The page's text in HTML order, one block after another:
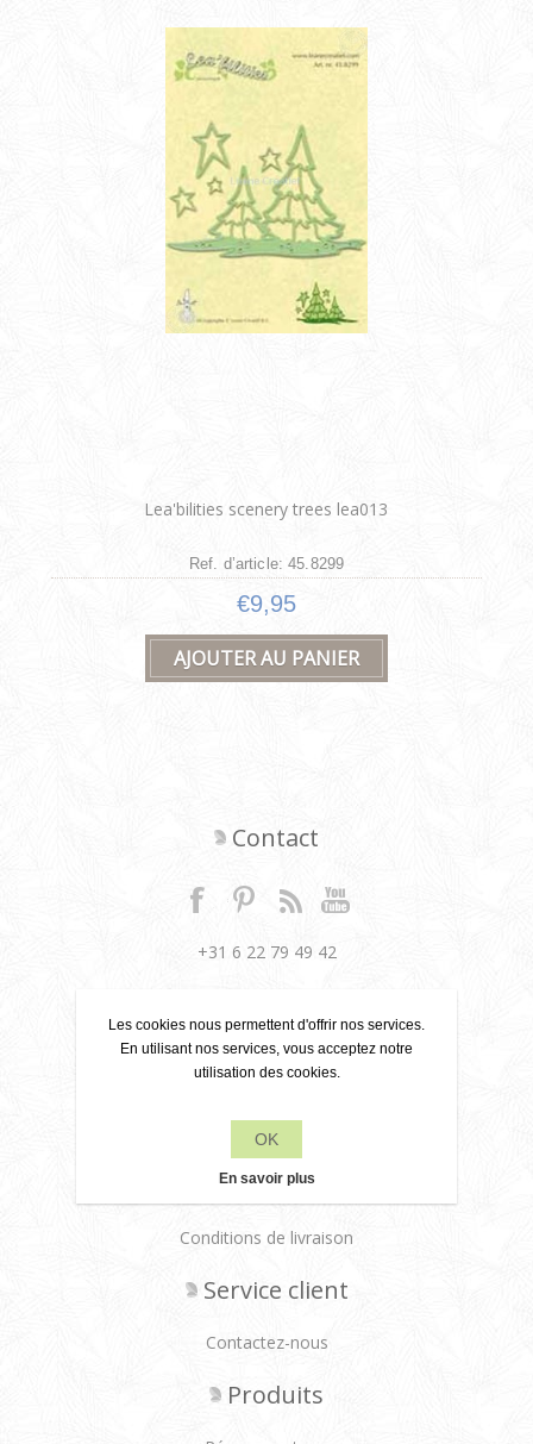
Lea'bilities scenery trees lea013
Ref. d’article: 45.8299
€9,95
Contact
+31 6 22 79 49 42
Dronten, Pays-Bas
Politique de confidentialité
À propos de nous
Conditions de livraison
Service client
Contactez-nous
Produits
Les cookies nous permettent d'offrir nos services.
En utilisant nos services, vous acceptez notre
utilisation des cookies.
OK
En savoir plus